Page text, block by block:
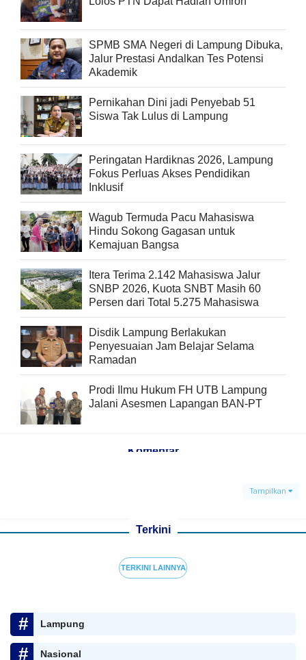
SPMB SMA Negeri di Lampung Dibuka,
Jalur Prestasi Andalkan Tes Potensi
Akademik
Pernikahan Dini jadi Penyebab 51
Siswa Tak Lulus di Lampung
Peringatan Hardiknas 2026, Lampung
Fokus Perluas Akses Pendidikan
Inklusif
Wagub Termuda Pacu Mahasiswa
Hindu Sokong Gagasan untuk
Kemajuan Bangsa
Itera Terima 2.142 Mahasiswa Jalur
SNBP 2026, Kuota SNBT Masih 60
Persen dari Total 5.275 Mahasiswa
Disdik Lampung Berlakukan
Penyesuaian Jam Belajar Selama
Ramadan
Prodi Ilmu Hukum FH UTB Lampung
Jalani Asesmen Lapangan BAN-PT
Komentar
Tampilkan
Terkini
TERKINI LAINNYA
Lampung
Nasional